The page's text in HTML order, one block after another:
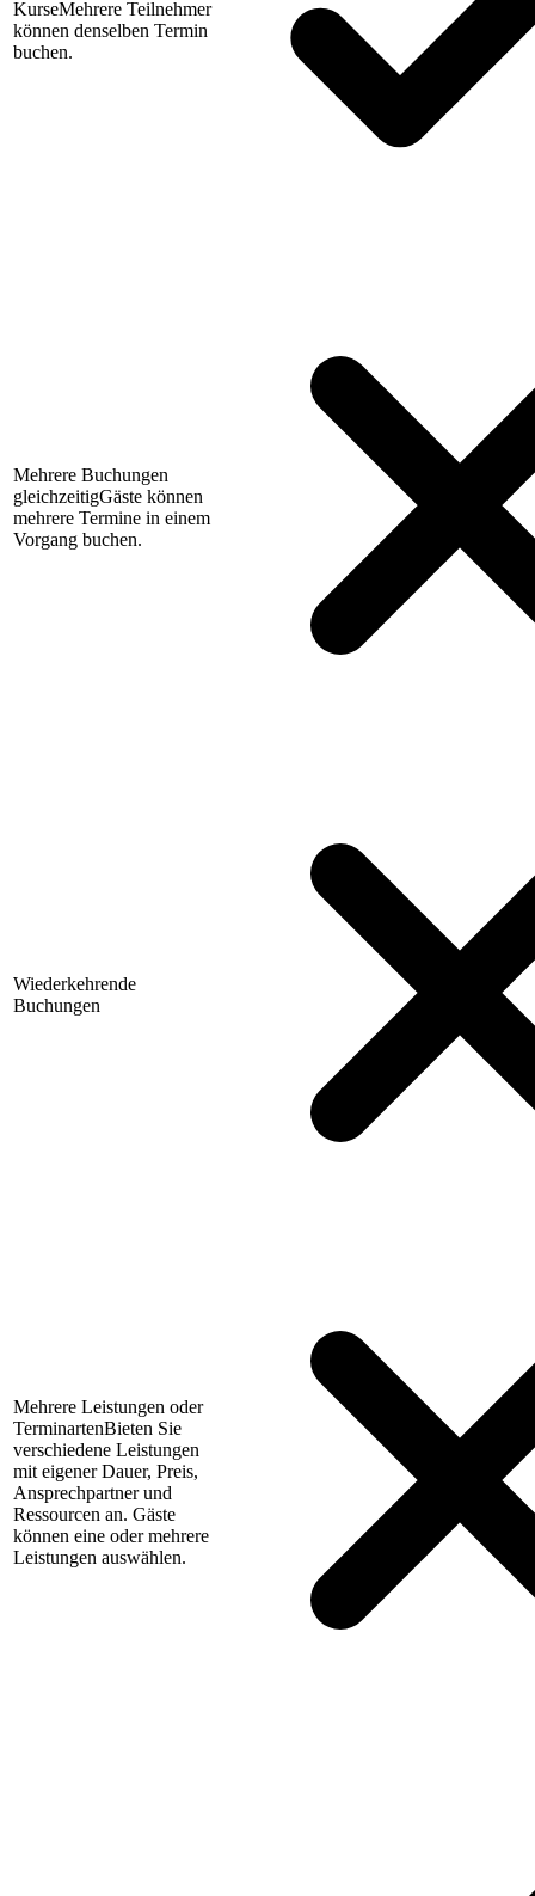
KurseMehrere Teilnehmer
können denselben Termin
buchen.
Mehrere Buchungen
gleichzeitigGäste können
mehrere Termine in einem
Vorgang buchen.
Wiederkehrende
Buchungen
Mehrere Leistungen oder
TerminartenBieten Sie
verschiedene Leistungen
mit eigener Dauer, Preis,
Ansprechpartner und
Ressourcen an. Gäste
können eine oder mehrere
Leistungen auswählen.